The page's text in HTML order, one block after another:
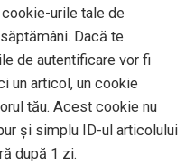
urile tale de
Dacă te
de autentificare vor fi
un articol, un cookie
tău. Acest cookie nu
și simplu ID-ul articolului
după 1 zi.